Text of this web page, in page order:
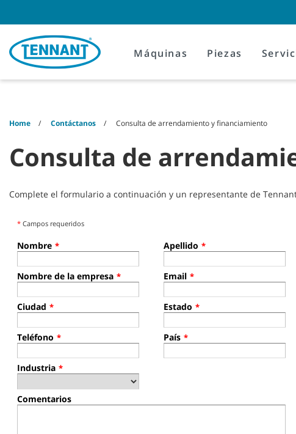
content
navigation
menu
Máquinas Piezas
Home Contáctanos Consulta de arrendamiento y financiamiento
Consulta de
Complete el formulario a continuación y un representante de
* Campos requeridos
Nombre * Apellido *
Nombre de la empresa * Email *
Ciudad * Estado *
Teléfono * País *
Industria *
Comentarios